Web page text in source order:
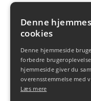
Lønservice,
Lønservice,
Intern Revision:
André Guttesen
Denne
cookies
Denne hjemmeside
forbedre
hjemmeside giver du
overensstemmelse med
Læs mere